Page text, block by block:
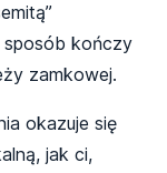
sposób kończy
zamkowej.
okazuje się
jak ci,